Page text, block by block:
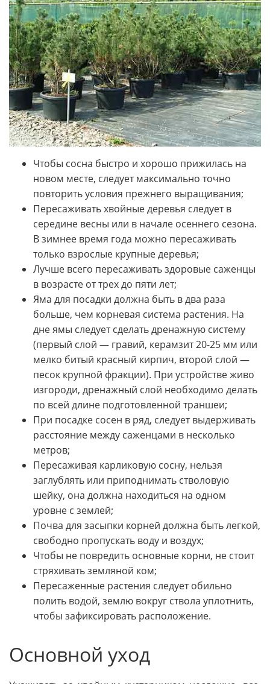
Чтобы сосна быстро и хорошо прижилась на
новом месте, следует максимально точно
повторить условия прежнего выращивания;
Пересаживать хвойные деревья следует в
середине весны или в начале осеннего сезона.
В зимнее время года можно пересаживать
только взрослые крупные деревья;
Лучше всего пересаживать здоровые саженцы
в возрасте от трех до пяти лет;
Яма для посадки должна быть в два раза
больше, чем корневая система растения. На
дне ямы следует сделать дренажную систему
(первый слой — гравий, керамзит 20-25 мм или
мелко битый красный кирпич, второй слой —
песок крупной фракции). При устройстве живо
изгороди, дренажный слой необходимо делать
по всей длине подготовленной траншеи;
При посадке сосен в ряд, следует выдерживать
расстояние между саженцами в несколько
метров;
Пересаживая карликовую сосну, нельзя
заглублять или приподнимать стволовую
шейку, она должна находиться на одном
уровне с землей;
Почва для засыпки корней должна быть легкой,
свободно пропускать воду и воздух;
Чтобы не повредить основные корни, не стоит
стряхивать земляной ком;
Пересаженные растения следует обильно
полить водой, землю вокруг ствола уплотнить,
чтобы зафиксировать расположение.
Основной уход